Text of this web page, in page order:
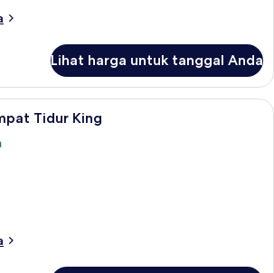
Lihat harga untuk tanggal Anda
Suite Premier, 1 Tempat Tidur King |
Tidur King